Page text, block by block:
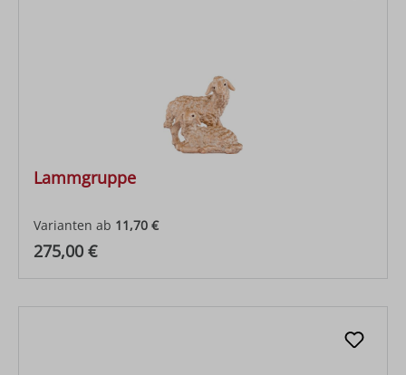
Lammgruppe
Varianten ab 11,70 €
Regulärer Preis:
275,00 €